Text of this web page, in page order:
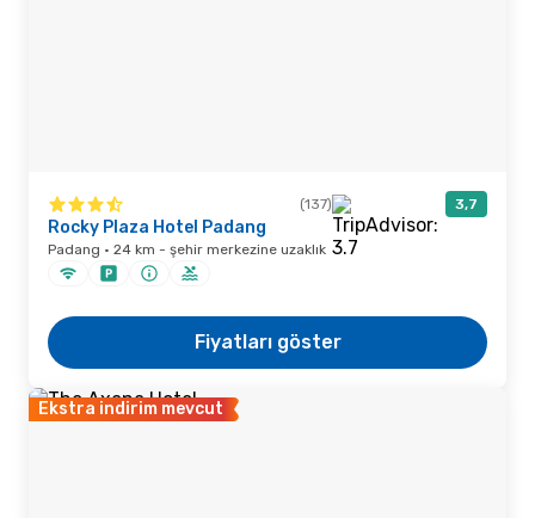
(137) 3,7
Rocky Plaza Hotel Padang
Padang · 24 km - şehir merkezine uzaklık
Fiyatları göster
Ekstra indirim mevcut